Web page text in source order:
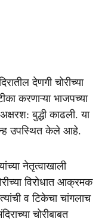
देणगी चोरीच्या
करणाऱ्या भाजपच्या
बुद्धी काढली. या
उपस्थित केले आहे.
नेतृत्वाखाली
विरोधात आक्रमक
व टिकेचा चांगलाच
चोरीबाबत